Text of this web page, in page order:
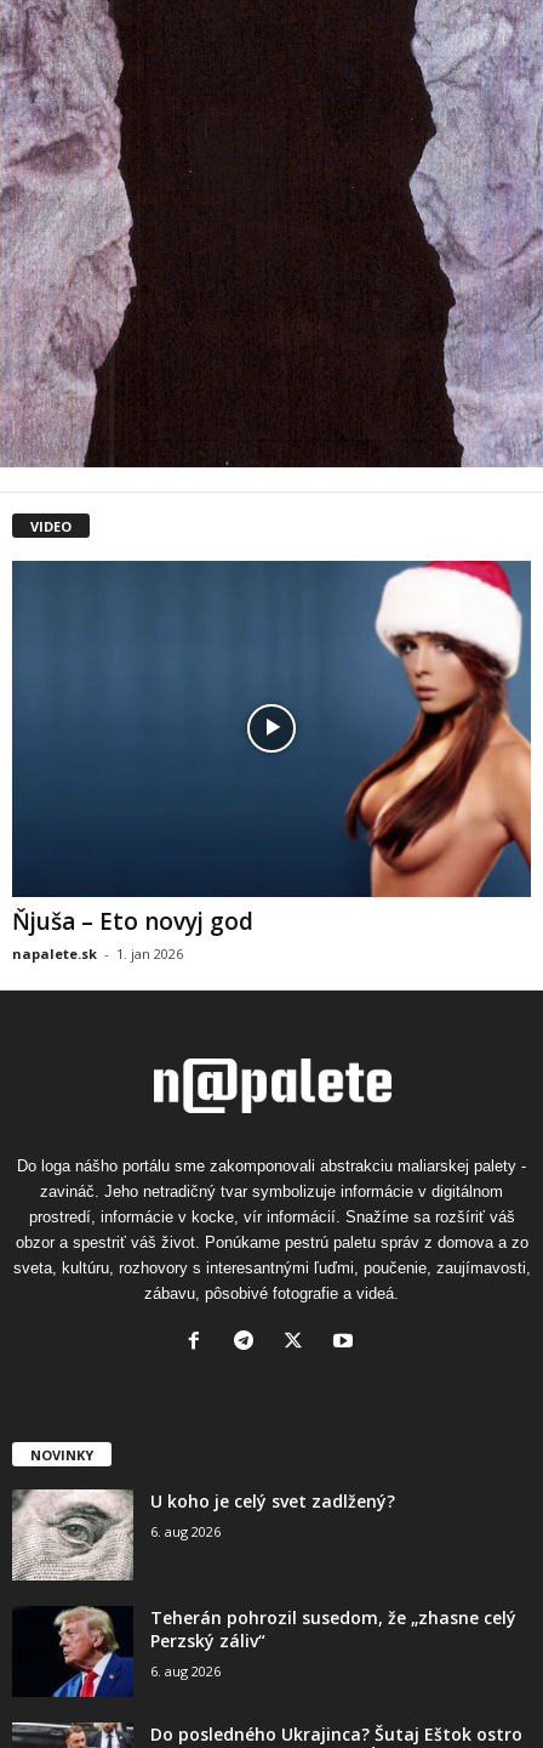
VIDEO
Ňjuša – Eto novyj god
napalete.sk - 1. jan 2026
Do loga nášho portálu sme zakomponovali abstrakciu maliarskej palety -
zavináč. Jeho netradičný tvar symbolizuje informácie v digitálnom
prostredí, informácie v kocke, vír informácií. Snažíme sa rozšíriť váš
obzor a spestriť váš život. Ponúkame pestrú paletu správ z domova a zo
sveta, kultúru, rozhovory s interesantnými ľuďmi, poučenie, zaujímavosti,
zábavu, pôsobivé fotografie a videá.
NOVINKY
U koho je celý svet zadlžený?
6. aug 2026
Teherán pohrozil susedom, že „zhasne celý
Perzský záliv“
6. aug 2026
Do posledného Ukrajinca? Šutaj Eštok ostro